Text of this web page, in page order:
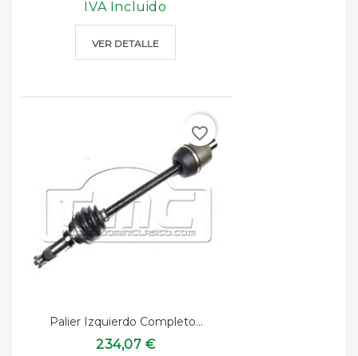
IVA Incluido
VER DETALLE
Palier Izquierdo Completo...
234,07 €
favorite_border